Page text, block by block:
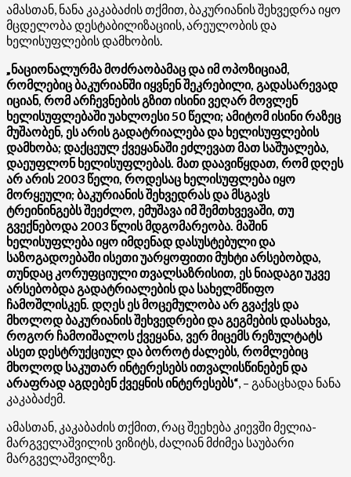
ამასთან, ნანა კაკაბაძის თქმით, ბაკურიანის შეხვედრა იყო
მცდელობა დესტაბილიზაციის, არეულობის და
ხელისუფლების დამხობის.
„ნაციონალურმა მოძრაობამაც და იმ ოპოზიციამ,
რომლებიც ბაკურიანში იყვნენ შეკრებილი, გადასარევად
იციან, რომ არჩევნების გზით ისინი ვეღარ მოვლენ
ხელისუფლებაში უახლოესი 50 წელი; ამიტომ ისინი რაზეც
მუშაობენ, ეს არის გადატრიალება და ხელისუფლების
დამხობა; დაქცეულ ქვეყანაში ეძლევათ მათ საშუალება,
დაეუფლონ ხელისუფლებას. მათ დაავიწყდათ, რომ დღეს
არ არის 2003 წელი, როდესაც ხელისუფლება იყო
მორყეული; ბაკურიანის შეხვედრას და მსგავს
ტრეინინგებს შეეძლო, ემუშავა იმ შემთხვევაში, თუ
გვექნებოდა 2003 წლის მდგომარეობა. მაშინ
ხელისუფლება იყო იმდენად დასუსტებული და
საზოგადოებაში ისეთი უარყოფითი მუხტი არსებობდა,
თუნდაც კორუფციული თვალსაზრისით, ეს ნიადაგი უკვე
არსებობდა გადატრიალების და სახელმწიფო
ჩამოშლისკენ. დღეს ეს მოცემულობა არ გვაქვს და
მხოლოდ ბაკურიანის შეხვედრები და გეგმების დასახვა,
როგორ ჩამოიშალოს ქვეყანა, ვერ მიცემს რეზულტატს
ასეთ დესტრუქციულ და ბოროტ ძალებს, რომლებიც
მხოლოდ საკუთარ ინტერესებს ითვალისწინებენ და
არაფრად აგდებენ ქვეყნის ინტერესებს“, – განაცხადა ნანა
კაკაბაძემ.
ამასთან, კაკაბაძის თქმით, რაც შეეხება კიევში მელია-
მარგველაშვილის ვიზიტს, ძალიან მძიმეა საუბარი
მარგველაშვილზე.